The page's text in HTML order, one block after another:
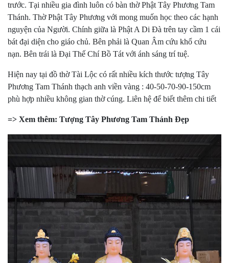
trước. Tại nhiều gia đình luôn có bàn thờ Phật Tây Phương Tam
Thánh. Thờ Phật Tây Phương với mong muốn học theo các hạnh
nguyện của Người. Chính giữa là Phật A Di Đà trên tay cầm 1 cái
bát đại diện cho giáo chủ. Bên phải là Quan Âm cứu khổ cứu
nạn. Bên trái là Đại Thế Chí Bồ Tát với ánh sáng trí tuệ.
Hiện nay tại đồ thờ Tài Lộc có rất nhiều kích thước tượng Tây
Phương Tam Thánh thạch anh viền vàng : 40-50-70-90-150cm
phù hợp nhiều không gian thờ cúng. Liên hệ để biết thêm chi tiết
=> Xem thêm: Tượng Tây Phương Tam Thánh Đẹp